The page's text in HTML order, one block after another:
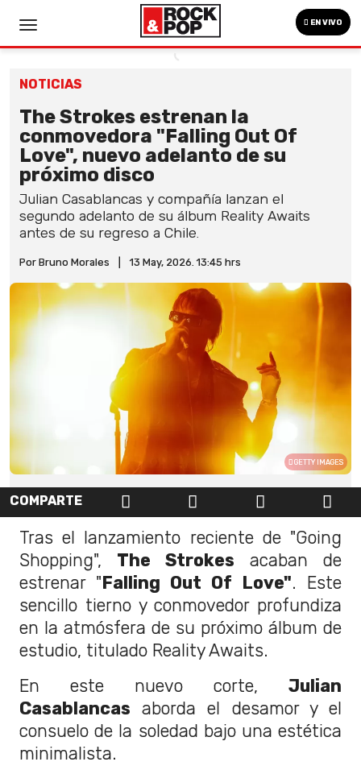
EN VIVO
NOTICIAS
The Strokes estrenan la
conmovedora "Falling Out Of
Love", nuevo adelanto de su
próximo disco
Julian Casablancas y compañía lanzan el
segundo adelanto de su álbum Reality Awaits
antes de su regreso a Chile.
Por Bruno Morales 13 May, 2026. 13:45 hrs
GETTY IMAGES
COMPARTE
Tras el lanzamiento reciente de "Going
Shopping", The Strokes acaban de
estrenar "Falling Out Of Love". Este
sencillo tierno y conmovedor profundiza
en la atmósfera de su próximo álbum de
estudio, titulado Reality Awaits.
En este nuevo corte, Julian
Casablancas aborda el desamor y el
consuelo de la soledad bajo una estética
minimalista.